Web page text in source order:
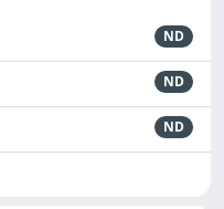
ND
ND
ND